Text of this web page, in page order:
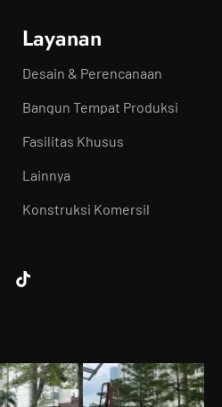
Layanan
Desain & Perencanaan
Bangun Tempat Produksi
Fasilitas Khusus
Lainnya
Konstruksi Komersil